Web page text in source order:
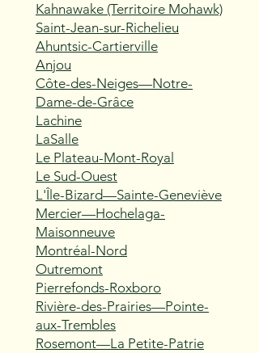
Kahnawake (Territoire Mohawk)
Saint-Jean-sur-Richelieu
Ahuntsic-Cartierville
Anjou
Côte-des-Neiges—Notre-
Dame-de-Grâce
Lachine
LaSalle
Le Plateau-Mont-Royal
Le Sud-Ouest
L'Île-Bizard—Sainte-Geneviève
Mercier—Hochelaga-
Maisonneuve
Montréal-Nord
Outremont
Pierrefonds-Roxboro
Rivière-des-Prairies—Pointe-
aux-Trembles
Rosemont—La Petite-Patrie